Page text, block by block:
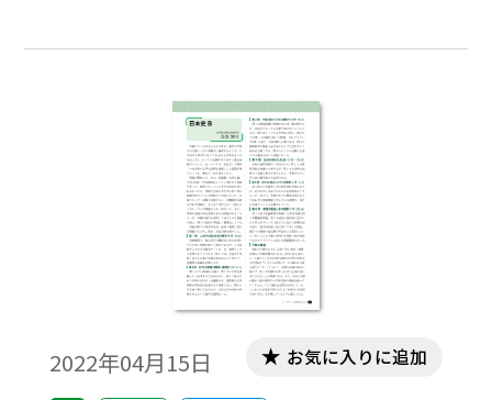
況に合わせてオンライン授業や対面授業等
2022年04月15日 お気に入りに追加